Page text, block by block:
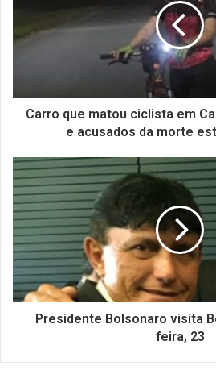
Carro que matou ciclista em
e acusados da morte
Presidente Bolsonaro visita
feira, 23